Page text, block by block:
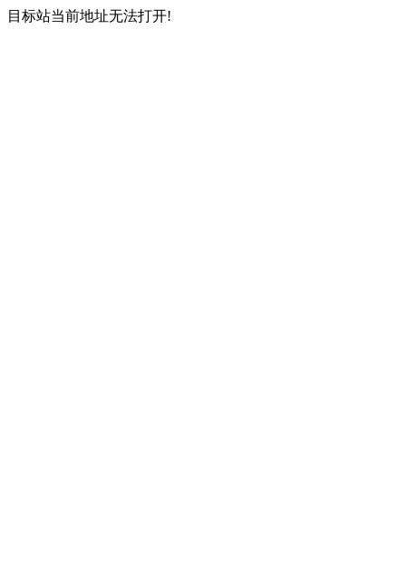
目标站当前地址无法打开!